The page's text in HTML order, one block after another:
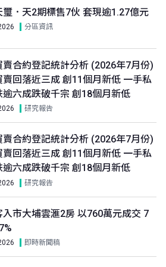
璽．天2期標售7伙 套現逾1.27億元
分區資訊
賣合約登記統計分析 (2026年7月份)
三成 創11個月新低 一手私
樓大跌逾六成跌破千宗 創18個月新低
研究報告
賣合約登記統計分析 (2026年7月份)
三成 創11個月新低 一手私
樓大跌逾六成跌破千宗 創18個月新低
研究報告
入市大埔雲滙2房 以760萬元成交 7
即時新聞稿